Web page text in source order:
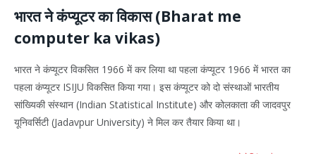
भारत ने कंप्यूटर का विकास (Bharat me
computer ka vikas)
भारत ने कंप्यूटर विकसित 1966 में कर लिया था पहला कंप्यूटर 1966 में भारत का
पहला कंप्यूटर ISIJU विकसित किया गया। इस कंप्यूटर को दो संस्थाओं भारतीय
सांख्यिकी संस्थान (Indian Statistical Institute) और कोलकाता की जादवपुर
यूनिवर्सिटी (Jadavpur University) ने मिल कर तैयार किया था।